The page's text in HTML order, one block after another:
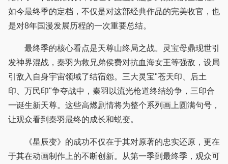
如今最终季的定档，不仅是对这部经典作品的完美收官，也
是对8年国漫发展历程的一次重要总结。
最终季的核心看点是天尊山终局之战。灵宝母鼎现世引
发神界混战，秦羽为救兄弟侯费对抗血海女王等强敌，设局
引敌入自身宇宙领域了结宿怨。三大灵宝"苍天印、后土
印、万民印"争夺战中，秦羽以流光枪道终结纷争，三印合
一诞生新天尊。这些高燃剧情将为整个系列画上圆满句号，
让观众看到秦羽最终的成长和蜕变。
《星辰变》的成功不仅在于其对原著的忠实还原，更在
于其在动画制作上的不断创新。从第一季到最终季，观众可